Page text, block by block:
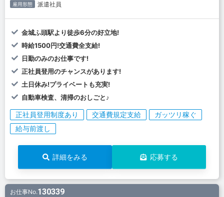
雇用形態 派遣社員
金城ふ頭駅より徒歩6分の好立地!
時給1500円!交通費全支給!
日勤のみのお仕事です!
正社員登用のチャンスがあります!
土日休み!プライベートも充実!
自動車検査、清掃のおしごと♪
正社員登用制度あり 交通費規定支給
ガッツリ稼ぐ
給与前渡し
詳細をみる 応募する
お仕事No.130339